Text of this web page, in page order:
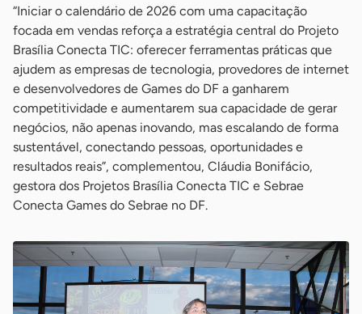
“Iniciar o calendário de 2026 com uma capacitação
focada em vendas reforça a estratégia central do Projeto
Brasília Conecta TIC: oferecer ferramentas práticas que
ajudem as empresas de tecnologia, provedores de internet
e desenvolvedores de Games do DF a ganharem
competitividade e aumentarem sua capacidade de gerar
negócios, não apenas inovando, mas escalando de forma
sustentável, conectando pessoas, oportunidades e
resultados reais”, complementou, Cláudia Bonifácio,
gestora dos Projetos Brasília Conecta TIC e Sebrae
Conecta Games do Sebrae no DF.